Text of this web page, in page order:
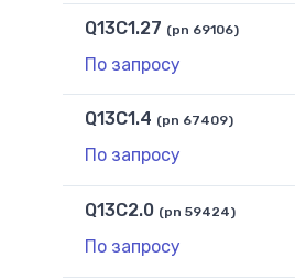
Q13C1.27 (pn 69106)
По запросу
Q13C1.4 (pn 67409)
По запросу
Q13C2.0 (pn 59424)
По запросу